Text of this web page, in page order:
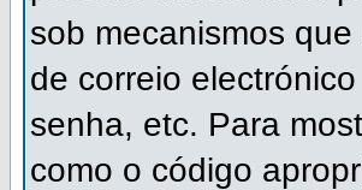
sob mecanismos
de correio
senha, etc. Para
como o código